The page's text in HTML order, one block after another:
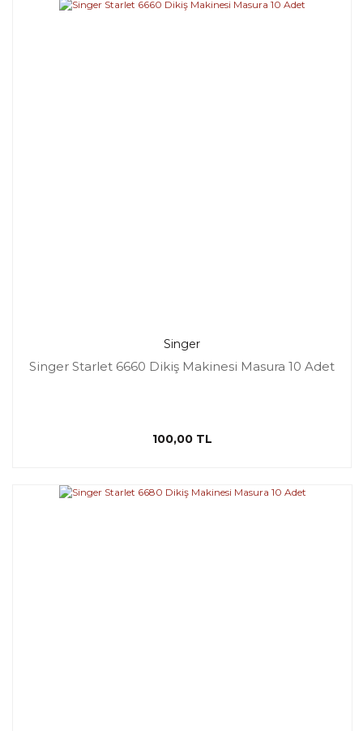
Singer
Singer Starlet 6660 Dikiş Makinesi Masura 10 Adet
100,00 TL